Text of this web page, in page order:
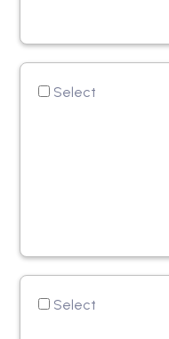
Select
Select